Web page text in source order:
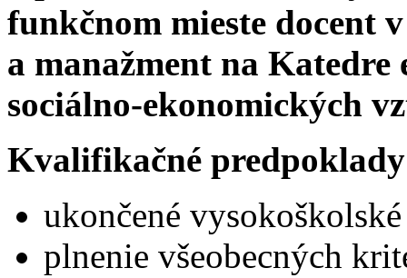
funkčnom mieste docent
a manažment na Katedre
sociálno-ekonomických
Kvalifikačné
ukončené
plnenie všeobecných